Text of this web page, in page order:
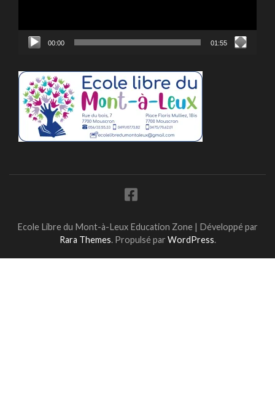
00:00 01:55
Ecole Libre du Mont-à-Leux Education Zone | Développé par
Rara Themes. Propulsé par WordPress.